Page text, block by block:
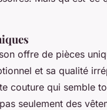
offre de pièces
et sa qualité
couture qui semble
seulement des